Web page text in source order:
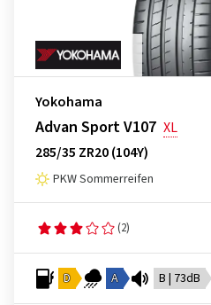
Yokohama
Advan Sport V107 XL
285/35 ZR20 (104Y)
PKW Sommerreifen
(2)
D A B | 73dB